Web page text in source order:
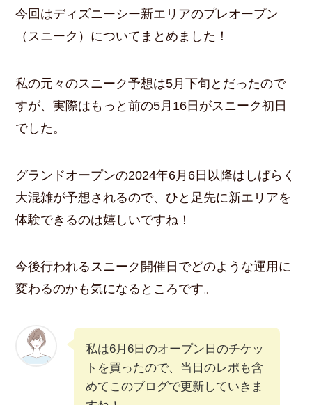
今回はディズニーシー新エリアのプレオープン
（スニーク）についてまとめました！
私の元々のスニーク予想は5月下旬とだったので
すが、実際はもっと前の5月16日がスニーク初日
でした。
グランドオープンの2024年6月6日以降はしばらく
大混雑が予想されるので、ひと足先に新エリアを
体験できるのは嬉しいですね！
今後行われるスニーク開催日でどのような運用に
変わるのかも気になるところです。
私は6月6日のオープン日のチケッ
トを買ったので、当日のレポも含
めてこのブログで更新していきま